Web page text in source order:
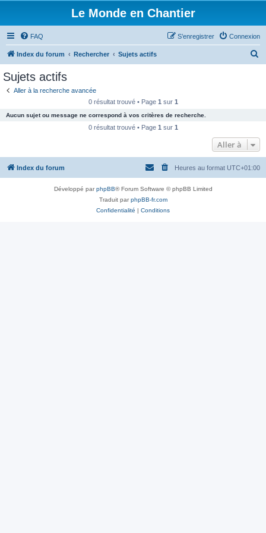
Le Monde en Chantier
FAQ Connexion
S’enregistrer
Index du forum Rechercher Sujets actifs
c
e
Sujets actifs
Aller à la recherche avancée
0 résultat trouvé • Page 1 sur 1
Aucun sujet ou message ne correspond à vos critères de recherche.
0 résultat trouvé • Page 1 sur 1
Aller à
Index du forum Heures au format UTC+01:00
Développé parphpBB® Forum Software © phpBB Limited
Traduit parphpBB-fr.com
Confidentialité | Conditions